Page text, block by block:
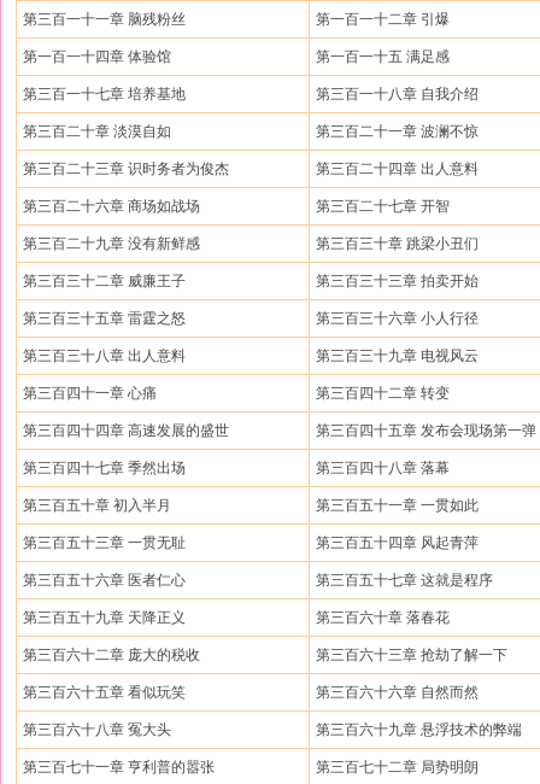
第三百一十一章 脑残粉丝 第一百一十二章 引爆
第一百一十四章 体验馆 第一百一十五 满足感
第三百一十七章 培养基地 第三百一十八章 自我介绍
第三百二十章 淡漠自如 第三百二十一章 波澜不惊
第三百二十三章 识时务者为俊杰 第三百二十四章 出人意料
第三百二十六章 商场如战场 第三百二十七章 开智
第三百二十九章 没有新鲜感 第三百三十章 跳梁小丑们
第三百三十二章 威廉王子 第三百三十三章 拍卖开始
第三百三十五章 雷霆之怒 第三百三十六章 小人行径
第三百三十八章 出人意料 第三百三十九章 电视风云
第三百四十一章 心痛 第三百四十二章 转变
第三百四十四章 高速发展的盛世 第三百四十五章 发布会现场第一弹
第三百四十七章 季然出场 第三百四十八章 落幕
第三百五十章 初入半月 第三百五十一章 一贯如此
第三百五十三章 一贯无耻 第三百五十四章 风起青萍
第三百五十六章 医者仁心 第三百五十七章 这就是程序
第三百五十九章 天降正义 第三百六十章 落春花
第三百六十二章 庞大的税收 第三百六十三章 抢劫了解一下
第三百六十五章 看似玩笑 第三百六十六章 自然而然
第三百六十八章 冤大头 第三百六十九章 悬浮技术的弊端
第三百七十一章 亨利普的嚣张 第三百七十二章 局势明朗